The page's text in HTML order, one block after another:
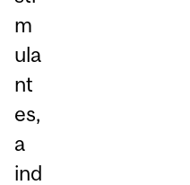
m
ula
nt
es,
a
ind